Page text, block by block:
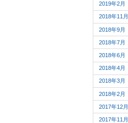
2019年2月
2018年11月
2018年9月
2018年7月
2018年6月
2018年4月
2018年3月
2018年2月
2017年12月
2017年11月